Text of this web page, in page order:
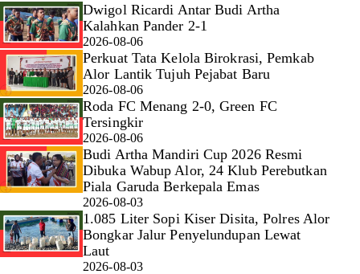
Dwigol Ricardi Antar Budi Artha
Kalahkan Pander 2-1
2026-08-06
Perkuat Tata Kelola Birokrasi, Pemkab
Alor Lantik Tujuh Pejabat Baru
2026-08-06
Roda FC Menang 2-0, Green FC
Tersingkir
2026-08-06
Budi Artha Mandiri Cup 2026 Resmi
Dibuka Wabup Alor, 24 Klub Perebutkan
Piala Garuda Berkepala Emas
2026-08-03
1.085 Liter Sopi Kiser Disita, Polres Alor
Bongkar Jalur Penyelundupan Lewat
Laut
2026-08-03